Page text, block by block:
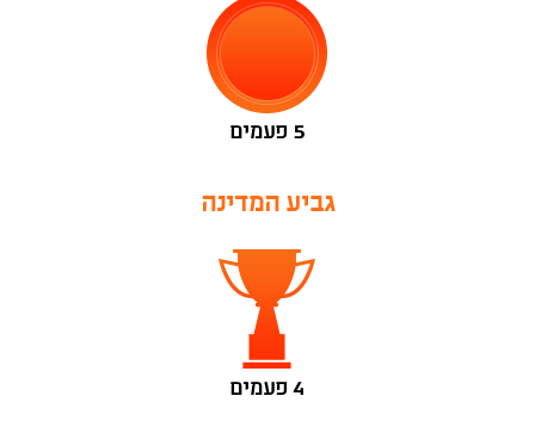
5 פעמים
גביע המדינה
4 פעמים